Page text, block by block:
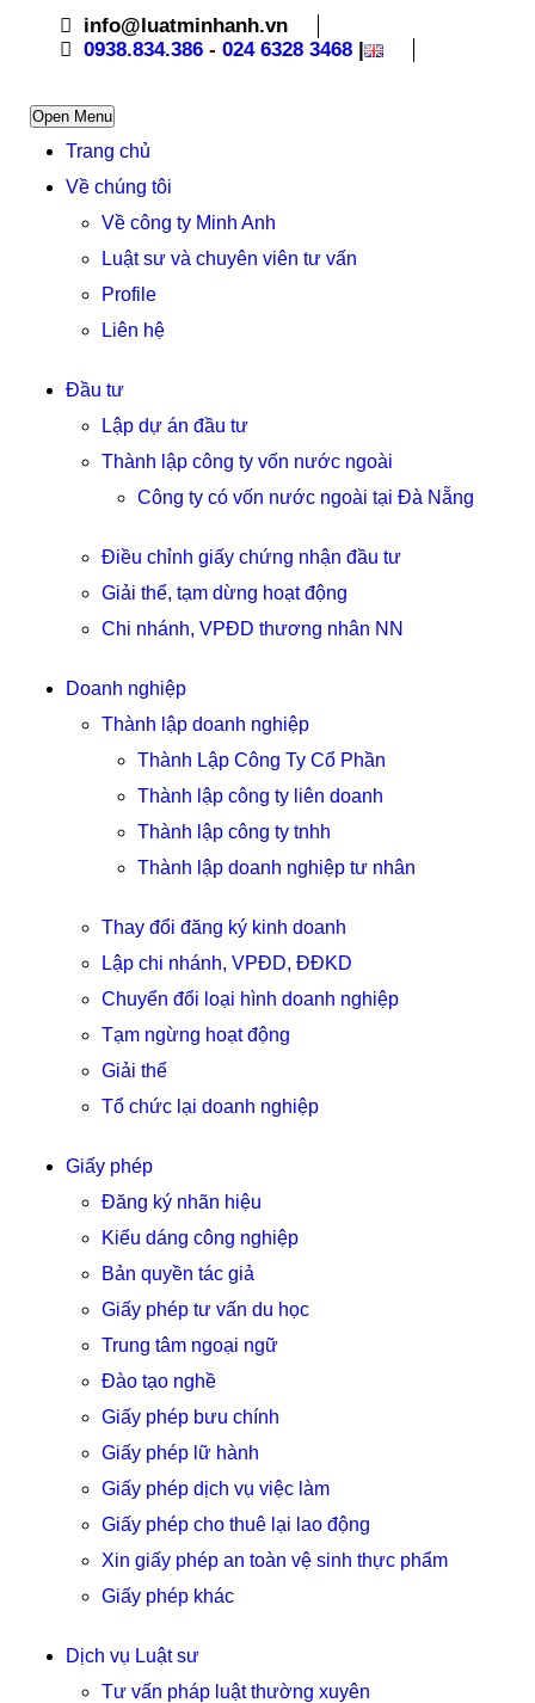
info@luatminhanh.vn
0938.834.386 - 024 6328 3468 |
Open Menu
Trang chủ
Về chúng tôi
Về công ty Minh Anh
Luật sư và chuyên viên tư vấn
Profile
Liên hệ
Đầu tư
Lập dự án đầu tư
Thành lập công ty vốn nước ngoài
Công ty có vốn nước ngoài tại Đà Nẵng
Điều chỉnh giấy chứng nhận đầu tư
Giải thể, tạm dừng hoạt động
Chi nhánh, VPĐD thương nhân NN
Doanh nghiệp
Thành lập doanh nghiệp
Thành Lập Công Ty Cổ Phần
Thành lập công ty liên doanh
Thành lập công ty tnhh
Thành lập doanh nghiệp tư nhân
Thay đổi đăng ký kinh doanh
Lập chi nhánh, VPĐD, ĐĐKD
Chuyển đổi loại hình doanh nghiệp
Tạm ngừng hoạt động
Giải thể
Tổ chức lại doanh nghiệp
Giấy phép
Đăng ký nhãn hiệu
Kiểu dáng công nghiệp
Bản quyền tác giả
Giấy phép tư vấn du học
Trung tâm ngoại ngữ
Đào tạo nghề
Giấy phép bưu chính
Giấy phép lữ hành
Giấy phép dịch vụ việc làm
Giấy phép cho thuê lại lao động
Xin giấy phép an toàn vệ sinh thực phẩm
Giấy phép khác
Dịch vụ Luật sư
Tư vấn pháp luật thường xuyên